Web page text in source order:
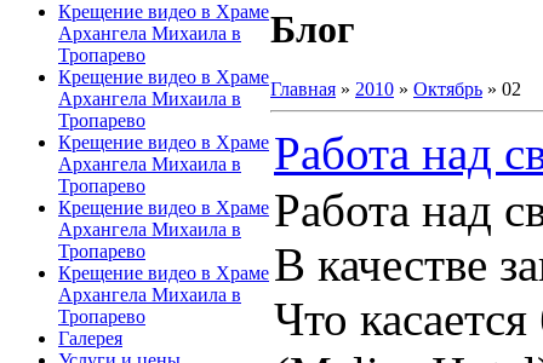
Крещение видео в Храме
Архангела Михаила в
Тропарево
Крещение видео в Храме
Архангела Михаила в
Тропарево
Крещение видео в Храме
Архангела Михаила в
Тропарево
Крещение видео в Храме
Архангела Михаила в
Тропарево
Крещение видео в Храме
Архангела Михаила в
Тропарево
Галерея
Блог
Главная » 2010 » Октябрь » 02
Работа над
Работа над
В качестве
Что